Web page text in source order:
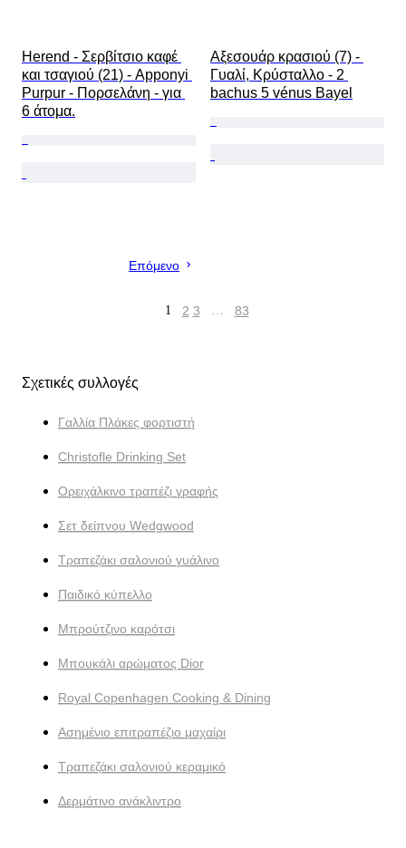
Herend - Σερβίτσιο καφέ
και τσαγιού (21) - Apponyi
Purpur - Πορσελάνη - για
6 άτομα.
Αξεσουάρ κρασιού (7) -
Γυαλί, Κρύσταλλο - 2
bachus 5 vénus Bayel
Επόμενο
1 2 3 … 83
Σχετικές συλλογές
Γαλλία Πλάκες φορτιστή
Christofle Drinking Set
Ορειχάλκινο τραπέζι γραφής
Σετ δείπνου Wedgwood
Τραπεζάκι σαλονιού γυάλινο
Παιδικό κύπελλο
Μπρούτζινο καρότσι
Μπουκάλι αρώματος Dior
Royal Copenhagen Cooking & Dining
Ασημένιο επιτραπέζιο μαχαίρι
Τραπεζάκι σαλονιού κεραμικό
Δερμάτινο ανάκλιντρο